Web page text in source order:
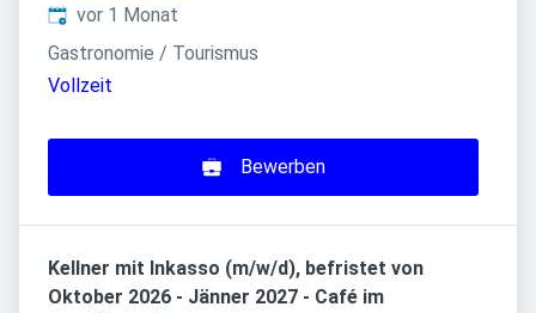
Veröffentlicht:
vor 1 Monat
Gastronomie / Tourismus
Vollzeit
Bewerben
Kellner mit Inkasso (m/w/d), befristet von
Oktober 2026 - Jänner 2027 - Café im